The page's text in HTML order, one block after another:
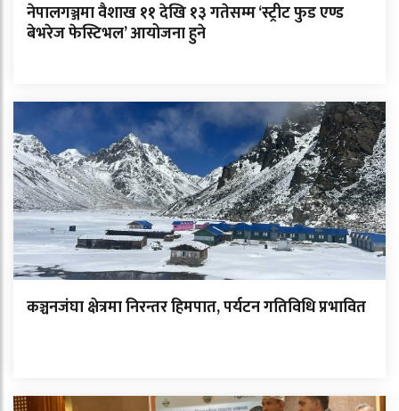
नेपालगञ्जमा वैशाख ११ देखि १३ गतेसम्म ‘स्ट्रीट फुड एण्ड
बेभरेज फेस्टिभल’ आयोजना हुने
कञ्चनजंघा क्षेत्रमा निरन्तर हिमपात, पर्यटन गतिविधि प्रभावित